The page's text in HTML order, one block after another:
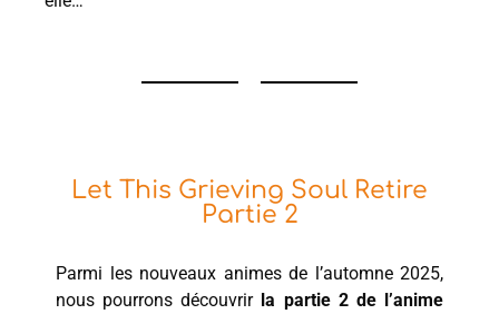
Let This Grieving Soul Retire
Partie 2
Parmi les nouveaux animes de l’automne 2025,
nous pourrons découvrir la partie 2 de l’anime